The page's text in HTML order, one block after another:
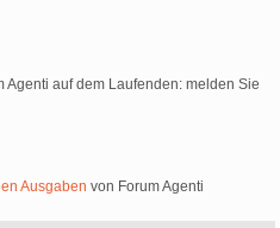
Agenti auf dem Laufenden: melden Sie
Ausgaben von Forum Agenti